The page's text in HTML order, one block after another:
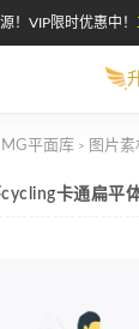
！VIP限时优惠中！
MG平面库 > 图片素材-
卡通扁平